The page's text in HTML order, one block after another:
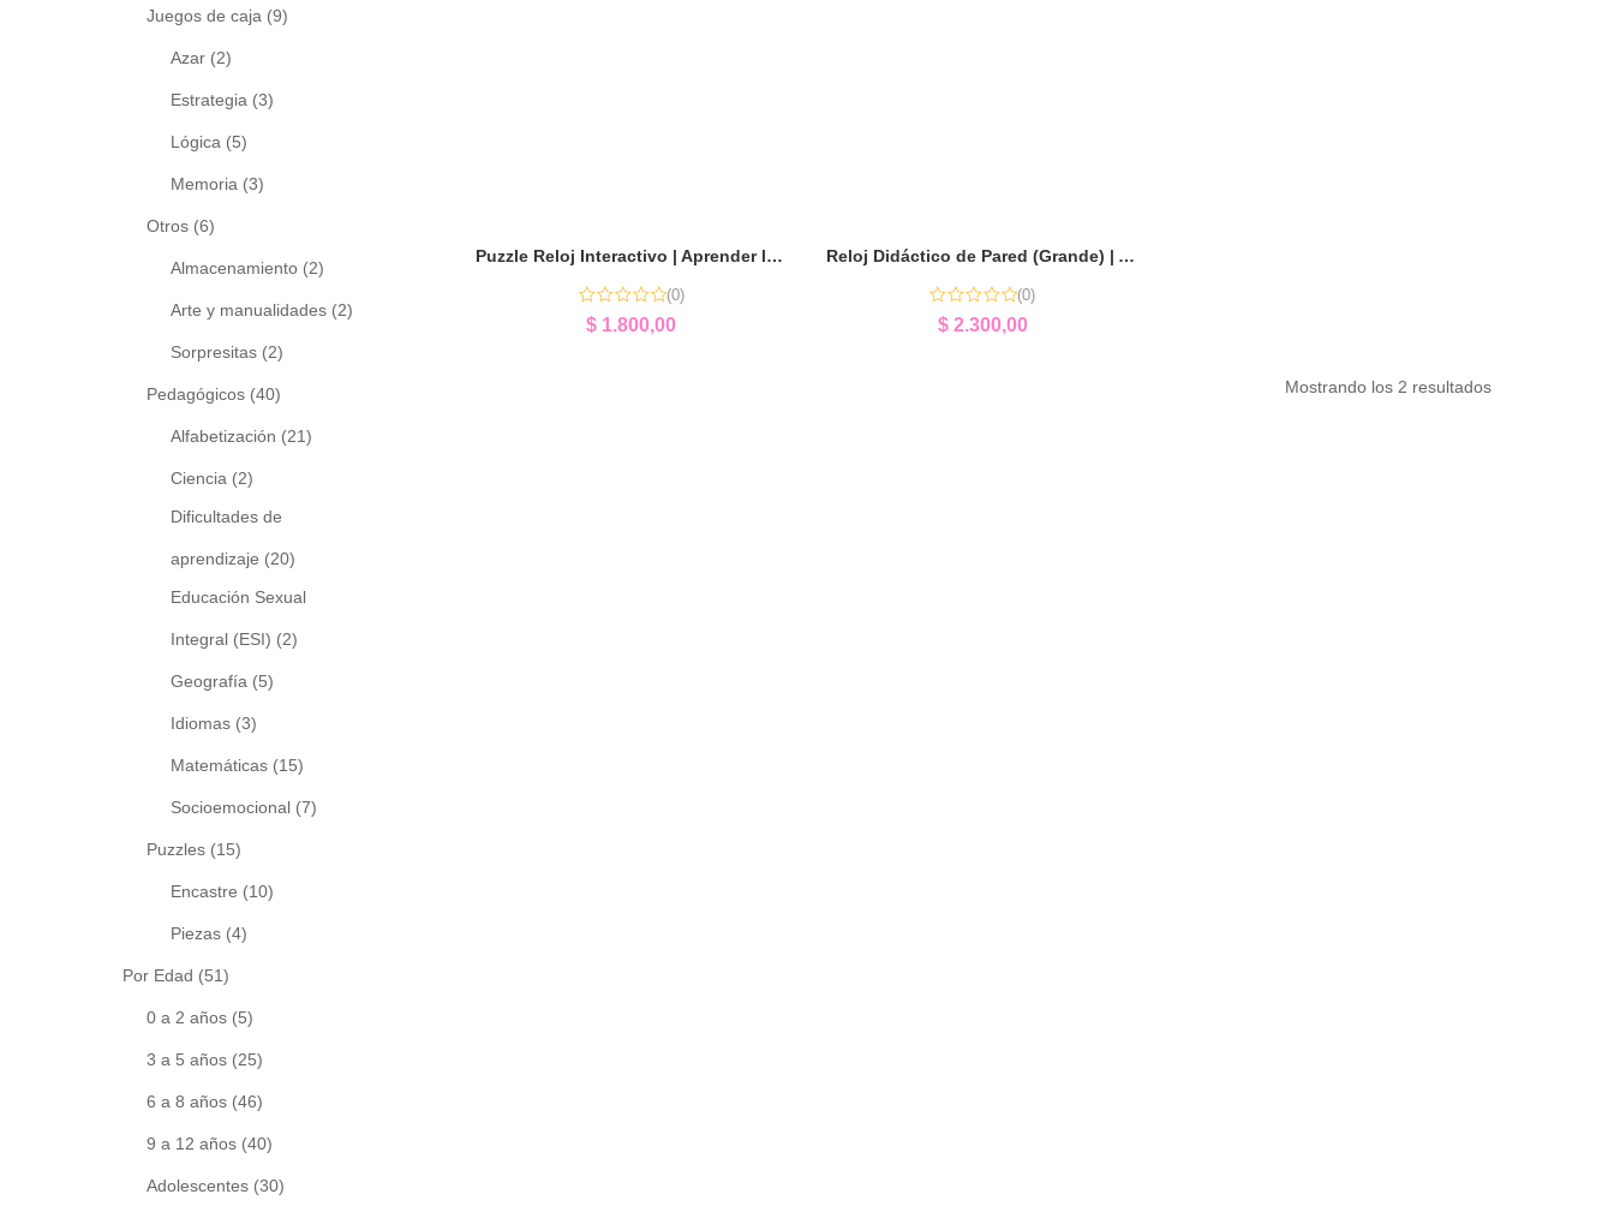
Juegos de caja (9)
Azar (2)
Estrategia (3)
Lógica (5)
Memoria (3)
Otros (6)
Almacenamiento (2)
Arte y manualidades (2)
Sorpresitas (2)
Pedagógicos (40)
Alfabetización (21)
Ciencia (2)
Dificultades de
aprendizaje (20)
Educación Sexual
Integral (ESI) (2)
Geografía (5)
Idiomas (3)
Matemáticas (15)
Socioemocional (7)
Puzzles (15)
Encastre (10)
Piezas (4)
Por Edad (51)
0 a 2 años (5)
3 a 5 años (25)
6 a 8 años (46)
9 a 12 años (40)
Adolescentes (30)
Puzzle Reloj Interactivo | Aprender la Hora Jugando
(0)
$ 1.800,00
Reloj Didáctico de Pared (Grande) | Aprender la Hora
(0)
$2.300,00
Mostrando los 2 resultados